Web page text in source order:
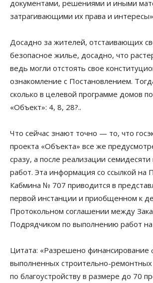
документами, решениями и иными
затрагивающими их права и
Досадно за жителей, отстаивающих
безопасное жилье, досадно, что
ведь могли отстоять свое
ознакомление с Постановлением.
сколько в целевой программе домов
«Объект»: 4, 8, 28?..
Что сейчас знают точно — то, что
проекта «Объекта» все же
сразу, а после реализации
работ. Эта информация со ссылкой на
Кабмина № 707 приводится в
первой инстанции и приобщенном к
Протокольном соглашении между
Подрядчиком по выполнению работ
Цитата: «Разрешено финансирование
выполненных строительно-
по благоустройству в размере до 70